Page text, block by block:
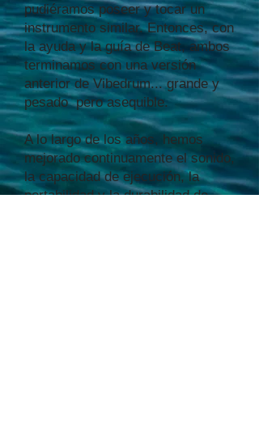
pudiéramos poseer y tocar un
instrumento similar. Entonces, con
la ayuda y la guía de Beat, ambos
terminamos con una versión
anterior de Vibedrum... grande y
pesado pero asequible.
A lo largo de los años, hemos
mejorado continuamente el sonido,
la capacidad de ejecución, la
portabilidad y la durabilidad de